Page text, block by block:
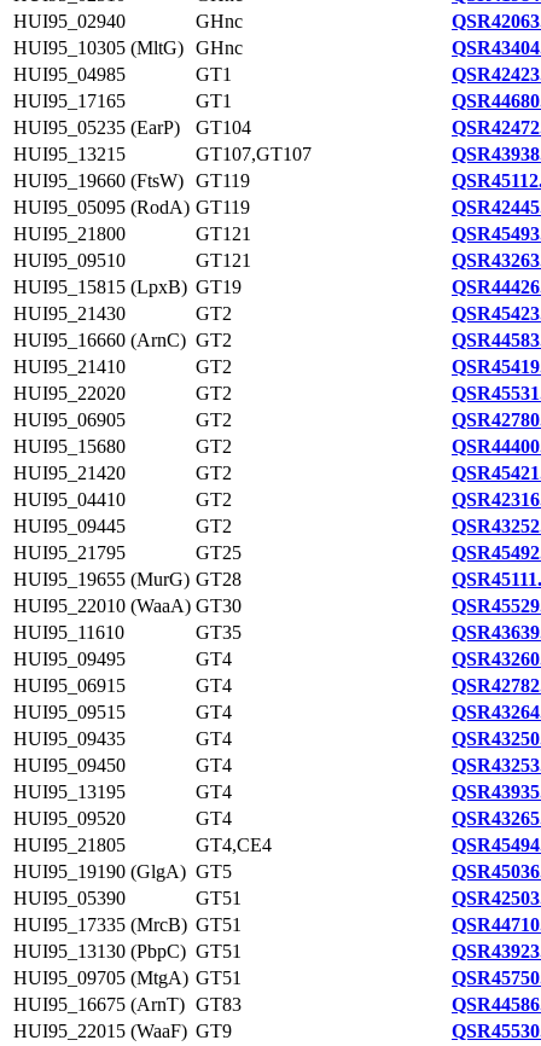
HUI95_02940
GHnc
HUI95_10305 (MltG) GHnc
HUI95_04985
GT1
HUI95_17165
GT1
HUI95_05235 (EarP)
GT104
HUI95_13215
GT107,GT107
HUI95_19660 (FtsW) GT119
HUI95_05095 (RodA) GT119
HUI95_21800
GT121
HUI95_09510
GT121
HUI95_15815 (LpxB) GT19
HUI95_21430
GT2
HUI95_16660 (ArnC) GT2
HUI95_21410
GT2
HUI95_22020
GT2
HUI95_06905
GT2
HUI95_15680
GT2
HUI95_21420
GT2
HUI95_04410
GT2
HUI95_09445
GT2
HUI95_21795
GT25
HUI95_19655 (MurG) GT28
HUI95_22010 (WaaA) GT30
HUI95_11610
GT35
HUI95_09495
GT4
HUI95_06915
GT4
HUI95_09515
GT4
HUI95_09435
GT4
HUI95_09450
GT4
HUI95_13195
GT4
HUI95_09520
GT4
HUI95_21805
GT4,CE4
HUI95_19190 (GlgA) GT5
HUI95_05390
GT51
HUI95_17335 (MrcB) GT51
HUI95_13130 (PbpC) GT51
HUI95_09705 (MtgA) GT51
HUI95_16675 (ArnT) GT83
HUI95_22015 (WaaF) GT9